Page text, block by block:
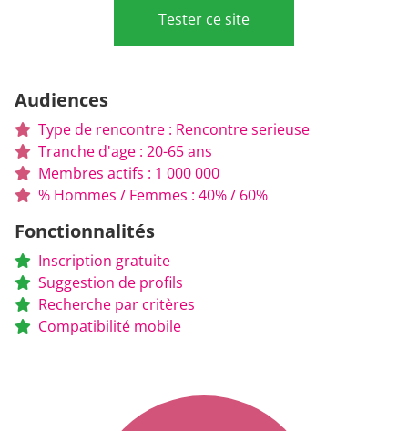
Audiences
Type de rencontre : Rencontre serieuse
Tranche d'age : 20-65 ans
Membres actifs : 1 000 000
% Hommes / Femmes : 40% / 60%
Fonctionnalités
Inscription gratuite
Suggestion de profils
Recherche par critères
Compatibilité mobile
Tester ce site